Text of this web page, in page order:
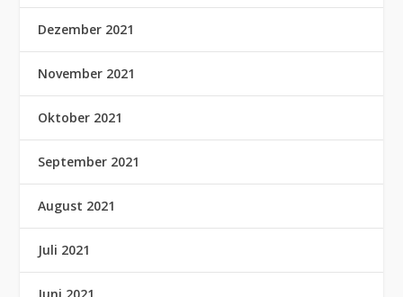
Dezember 2021
November 2021
Oktober 2021
September 2021
August 2021
Juli 2021